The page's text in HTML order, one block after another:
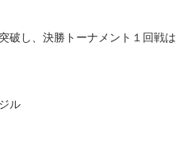
破し、決勝トーナメント１回戦は
ル